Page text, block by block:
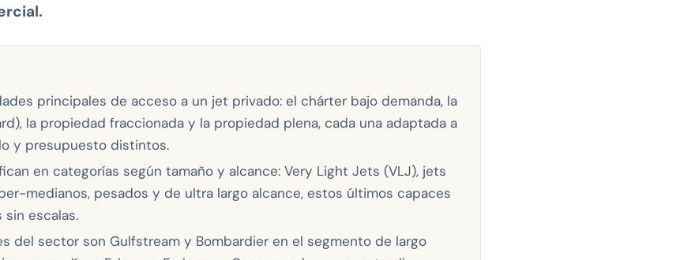
principales de acceso a un jet privado: el chárter bajo demanda, la
la propiedad fraccionada y la propiedad plena, cada una adaptada a
y presupuesto distintos.
en categorías según tamaño y alcance: Very Light Jets (VLJ), jets
medianos, pesados y de ultra largo alcance, estos últimos capaces
escalas.
del sector son Gulfstream y Bombardier en el segmento de largo